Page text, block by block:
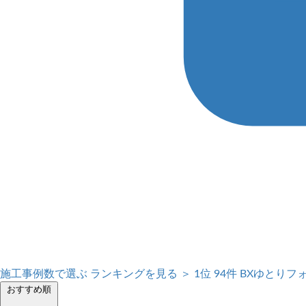
施工事例数で選ぶ ランキングを見る ＞ 1位 94件 BXゆとりフ
おすすめ順